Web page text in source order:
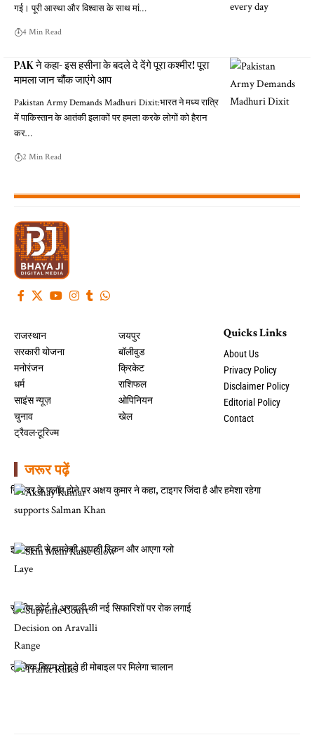
गई। पूरी आस्था और विश्वास के साथ मां…
4 Min Read
PAK ने कहा- इस हसीना के बदले दे देंगे पूरा कश्मीर! पूरा
मामला जान चौंक जाएंगे आप
Pakistan Army Demands Madhuri Dixit:भारत ने मध्य रात्रि
में पाकिस्तान के आतंकी इलाकों पर हमला करके लोगों को हैरान
कर…
2 Min Read
राजस्थान
सरकारी योजना
मनोरंजन
धर्म
साइंस न्यूज़
चुनाव
ट्रैवल-टूरिज्म
जयपुर
बॉलीवुड
क्रिकेट
राशिफल
ओपिनियन
खेल
Quicks Links
About Us
Privacy Policy
Disclaimer Policy
Editorial Policy
Contact
जरूर पढ़ें
सिकंदर के फ्लॉप होने पर अक्षय कुमार ने कहा, टाइगर जिंदा है और हमेशा रहेगा
इस सब्जी से चमकेगी आपकी स्किन और आएगा ग्लो
सुप्रीम कोर्ट ने अरावली की नई सिफारिशों पर रोक लगाई
ट्रैफिक नियम तोड़ते ही मोबाइल पर मिलेगा चालान